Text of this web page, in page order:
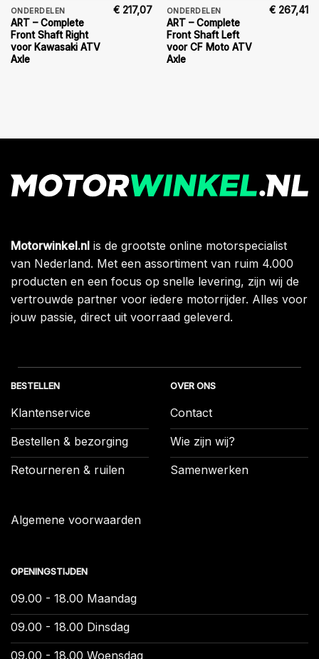
ONDERDELEN
ART – Complete
Front Shaft Right
voor Kawasaki ATV
Axle
€ 217,07 ONDERDELEN
ART – Complete
Front Shaft Left
voor CF Moto ATV
Axle
€ 267,41
Motorwinkel.nl is de grootste online motorspecialist
van Nederland. Met een assortiment van ruim 4.000
producten en een focus op snelle levering, zijn wij de
vertrouwde partner voor iedere motorrijder. Alles voor
jouw passie, direct uit voorraad geleverd.
BESTELLEN
Klantenservice
Bestellen & bezorging
Retourneren & ruilen
Algemene voorwaarden
OVER ONS
Contact
Wie zijn wij?
Samenwerken
OPENINGSTIJDEN
09.00 - 18.00 Maandag
09.00 - 18.00 Dinsdag
09.00 - 18.00 Woensdag